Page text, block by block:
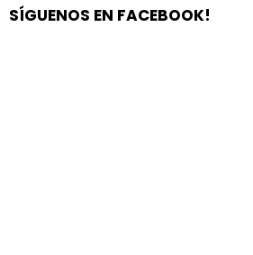
SÍGUENOS EN FACEBOOK!